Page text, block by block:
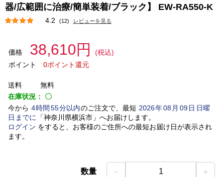
器/広範囲に治療/簡単装着/ブラック】 EW-RA550-K
4.2 (12) レビューを見る
価格 38,610円
(税込)
ポイント
0ポイント還元
送料
無料
在庫状況： 〇
今から 4時間 55分以内のご注文で、最短 2026年08 月 09日日曜
日 までに 「神奈川県横浜市」 へお届けします。
ログイン をすると、お客様のご住所への最短お届け日が表示され
ます。
数量 － 1 ＋